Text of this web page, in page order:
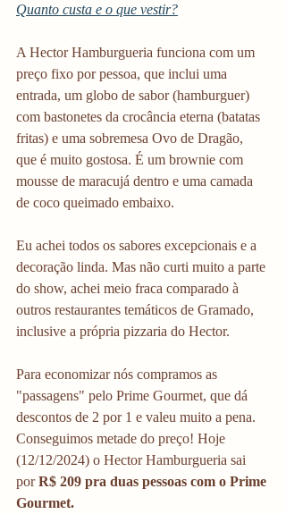
Quanto custa e o que vestir?
A Hector Hamburgueria funciona com um
preço fixo por pessoa, que inclui uma
entrada, um globo de sabor (hamburguer)
com bastonetes da crocância eterna (batatas
fritas) e uma sobremesa Ovo de Dragão,
que é muito gostosa. É um brownie com
mousse de maracujá dentro e uma camada
de coco queimado embaixo.
Eu achei todos os sabores excepcionais e a
decoração linda. Mas não curti muito a parte
do show, achei meio fraca comparado à
outros restaurantes temáticos de Gramado,
inclusive a própria pizzaria do Hector.
Para economizar nós compramos as
"passagens" pelo Prime Gourmet, que dá
descontos de 2 por 1 e valeu muito a pena.
Conseguimos metade do preço! Hoje
(12/12/2024) o Hector Hamburgueria sai
por R$ 209 pra duas pessoas com o Prime
Gourmet.